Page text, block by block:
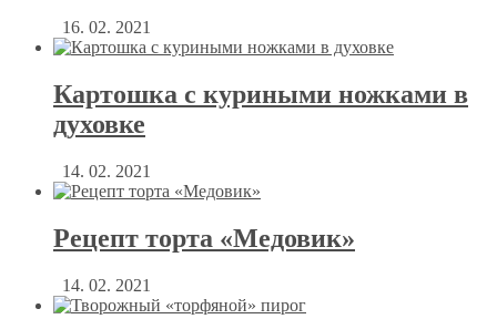
16. 02. 2021
Картошка с куриными ножками в
духовке
14. 02. 2021
Рецепт торта «Медовик»
14. 02. 2021